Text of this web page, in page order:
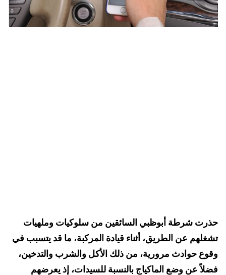
حذرت شرطة أبوظبي السائقين من سلوكيات وملهيات
تشغلهم عن الطريق، أثناء قيادة المركبة، ما قد يتسبب في
وقوع حوادث مرورية، من ذلك الأكل والشرب والتدخين،
فضلاً عن وضع الماكياج بالنسبة للسيدات، إذ يعرضهم